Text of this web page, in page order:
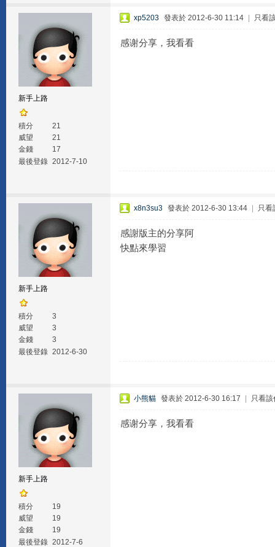
新手上路
積分
21
威望
21
金錢
17
最後登錄 2012-7-10
xp5203 發表於 2012-6-30 11:14 只看
感谢分享，我看看
新手上路
積分
3
威望
3
金錢
3
最後登錄 2012-6-30
x8n3su3 發表於 2012-6-30 13:44 只看
感謝版主的分享阿
快點來學習
新手上路
積分
19
威望
19
金錢
19
最後登錄 2012-7-6
小熊貓 發表於 2012-6-30 16:17 只看該
感谢分享，我看看